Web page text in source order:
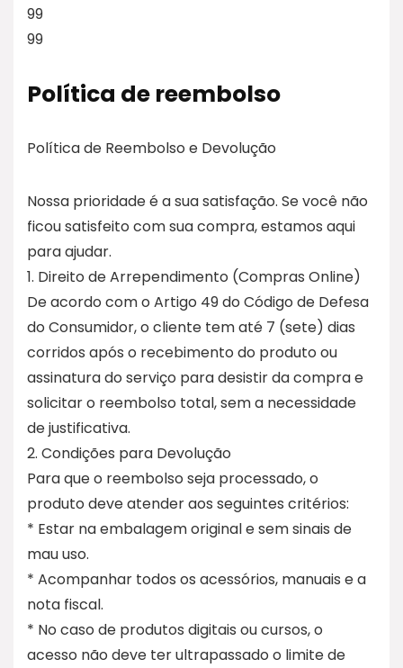
99
99
Política de reembolso
Política de Reembolso e Devolução
Nossa prioridade é a sua satisfação. Se você não
ficou satisfeito com sua compra, estamos aqui
para ajudar.
1. Direito de Arrependimento (Compras Online)
De acordo com o Artigo 49 do Código de Defesa
do Consumidor, o cliente tem até 7 (sete) dias
corridos após o recebimento do produto ou
assinatura do serviço para desistir da compra e
solicitar o reembolso total, sem a necessidade
de justificativa.
2. Condições para Devolução
Para que o reembolso seja processado, o
produto deve atender aos seguintes critérios:
* Estar na embalagem original e sem sinais de
mau uso.
* Acompanhar todos os acessórios, manuais e a
nota fiscal.
* No caso de produtos digitais ou cursos, o
acesso não deve ter ultrapassado o limite de